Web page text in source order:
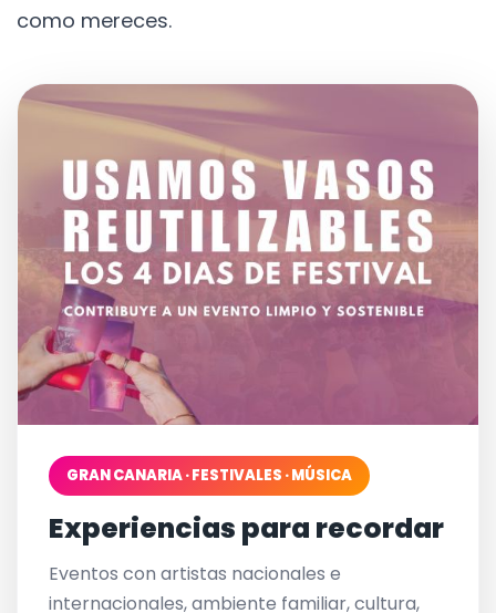
como mereces.
GRAN CANARIA · FESTIVALES · MÚSICA
Experiencias para recordar
Eventos con artistas nacionales e
internacionales, ambiente familiar, cultura,